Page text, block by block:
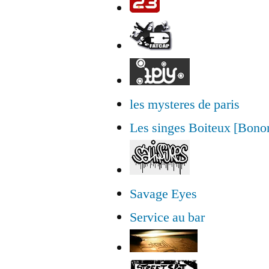
les mysteres de paris
Les singes Boiteux
Savage Eyes
Service au bar